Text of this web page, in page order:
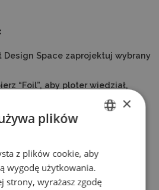
Design Space zaprojektuj wybrany
“Foil”, aby ploter wiedział,
papieru, a następnie umieść
folę do złoceń.
nie jest pognieciona lubPOLISH
×
plików
z plików cookie, aby
wygodę użytkowania.
strony, wyrażasz zgodę